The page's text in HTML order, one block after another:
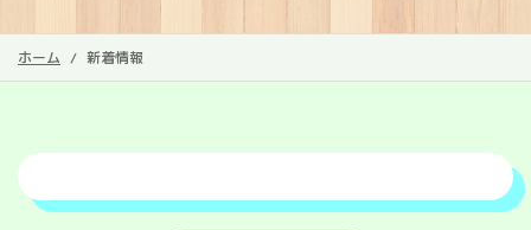
ホーム 新着情報